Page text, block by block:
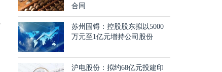
合同
苏州固锝：控股股东拟以5000
万元至1亿元增持公司股份
沪电股份：拟约68亿元投建印